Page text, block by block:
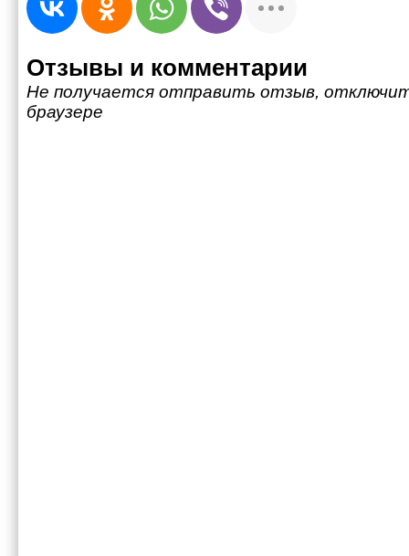
Отзывы и комментарии
Не получается отправить отзыв,
браузере